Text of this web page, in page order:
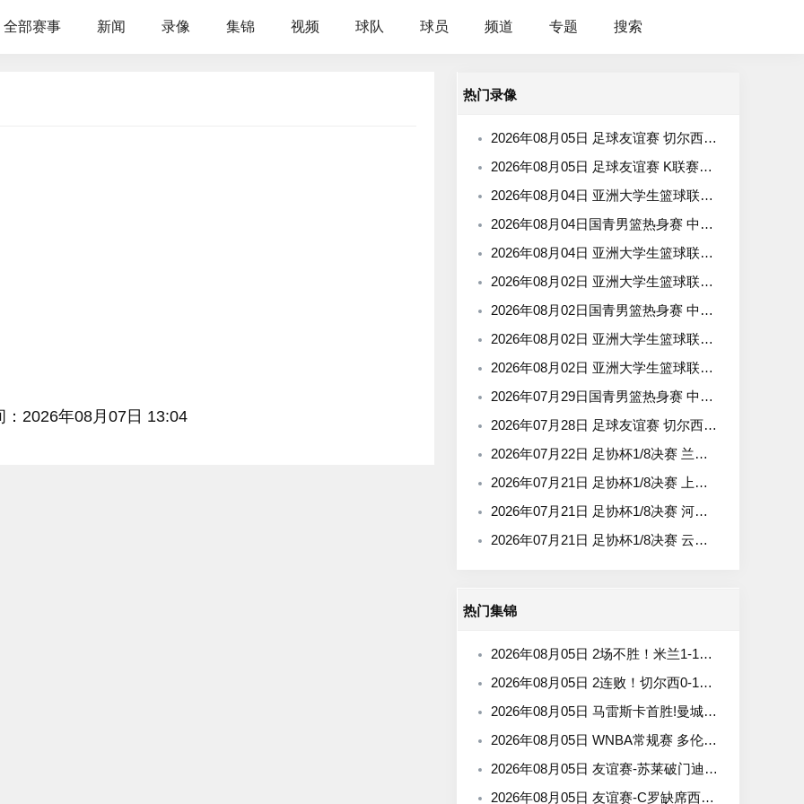
全部赛事 新闻 录像 集锦 视频 球队 球员 频道 专题 搜索
：2026年08月07日 13:04
热门录像
2026年08月05日 足球友谊赛 切尔西vs尤文图斯 全场录像
2026年08月05日 足球友谊赛 K联赛全明星vs曼城 全场录像
2026年08月04日 亚洲大学生篮球联赛小组赛 延世大学 VS 北京大学 全场录像
2026年08月04日国青男篮热身赛 中国U18男篮 - 加拿大大卫·安篮球学院 全场录像
2026年08月04日 亚洲大学生篮球联赛小组赛 早稻田大学 VS 清华大学 全场录像
2026年08月02日 亚洲大学生篮球联赛小组赛 清华大学 VS 悉尼大学 全场录像
2026年08月02日国青男篮热身赛 中国U18男篮 - 纽纳华丁闪电队 全场录像
2026年08月02日 亚洲大学生篮球联赛小组赛 上海交通大学 VS 蒙古国立大学 全场录像
2026年08月02日 亚洲大学生篮球联赛小组赛 北京大学 VS 香港中文大学 全场录像
2026年07月29日国青男篮热身赛 中国U18男篮 - 纽纳华丁闪电队 全场录像
2026年07月28日 足球友谊赛 切尔西vs西悉尼漫步者 全场录像
2026年07月22日 足协杯1/8决赛 兰州陇原竞技 VS 陕西联合 全场录像
2026年07月21日 足协杯1/8决赛 上海海港 VS 深圳新鹏城 全场录像
2026年07月21日 足协杯1/8决赛 河南 VS 大连英博 全场录像
2026年07月21日 足协杯1/8决赛 云南玉昆 VS 成都蓉城 全场录像
热门集锦
2026年08月05日 2场不胜！米兰1-1国米 迪马尔科破门 恩昆库造点+点射拉莫斯登场
2026年08月05日 2连败！切尔西0-1尤文 热格罗瓦世界波制胜穆德里克时隔614天复出
2026年08月05日 马雷斯卡首胜!曼城3-1K联赛全明星 赖因德斯努里破门塞梅尼奥助攻
2026年08月05日 WNBA常规赛 多伦多节奏 81 - 92 金州女武神 全场集锦
2026年08月05日 友谊赛-苏莱破门迪巴拉助攻 罗马4-1纽波特郡
2026年08月05日 友谊赛-C罗缺席西马坎送点 胜利0-2不敌阿尔梅里亚